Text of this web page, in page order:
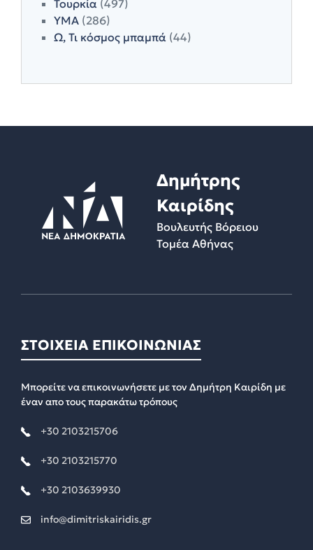
Τουρκία (497)
ΥΜΑ (286)
Ω, Τι κόσμος μπαμπά (44)
Δημήτρης
Καιρίδης
Βουλευτής Βόρειου
Τομέα Αθήνας
ΣΤΟΙΧΕΙΑ ΕΠΙΚΟΙΝΩΝΙΑΣ
Μπορείτε να επικοινωνήσετε με τον Δημήτρη Καιρίδη με
έναν απο τους παρακάτω τρόπους
+30 2103215706
+30 2103215770
+30 2103639930
info@dimitriskairidis.gr